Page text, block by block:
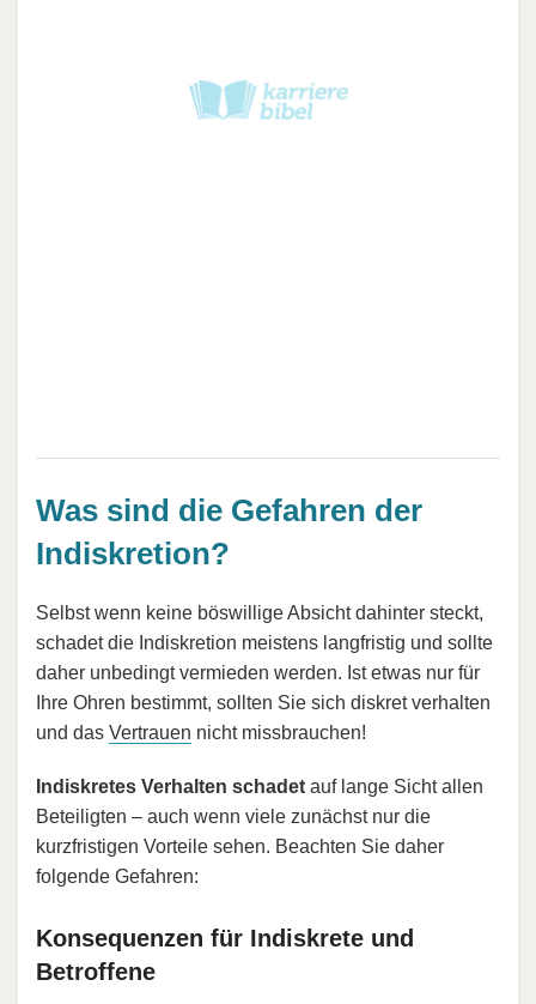
Was sind die Gefahren der
Indiskretion?
Selbst wenn keine böswillige Absicht dahinter steckt,
schadet die Indiskretion meistens langfristig und sollte
daher unbedingt vermieden werden. Ist etwas nur für
Ihre Ohren bestimmt, sollten Sie sich diskret verhalten
und das Vertrauen nicht missbrauchen!
Indiskretes Verhalten schadet auf lange Sicht allen
Beteiligten – auch wenn viele zunächst nur die
kurzfristigen Vorteile sehen. Beachten Sie daher
folgende Gefahren:
Konsequenzen für Indiskrete und
Betroffene